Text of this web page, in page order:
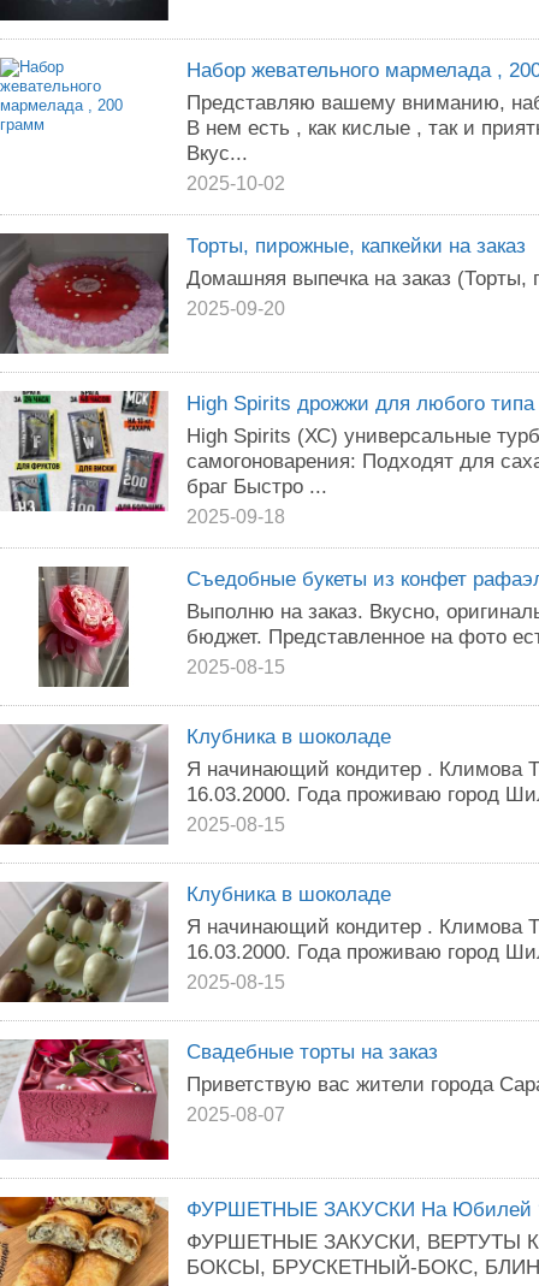
Набор жевательного мармелада ,
Представляю вашему вниманию,
В нем есть , как кислые , так и
Вкус...
2025-10-02
Торты, пирожные, капкейки на заказ
Домашняя выпечка на заказ (Торты,
2025-09-20
High Spirits дрожжи для любого типа
High Spirits (ХС) универсальные
самогоноварения: Подходят для
браг Быстро ...
2025-09-18
Съедобные букеты из конфет
Выполню на заказ. Вкусно,
бюджет. Представленное на фото
2025-08-15
Клубника в шоколаде
Я начинающий кондитер . Климова
16.03.2000. Года проживаю город
2025-08-15
Клубника в шоколаде
Я начинающий кондитер . Климова
16.03.2000. Года проживаю город
2025-08-15
Свадебные торты на заказ
Приветствую вас жители города
2025-08-07
ФУРШЕТНЫЕ ЗАКУСКИ На Юбилей
ФУРШЕТНЫЕ ЗАКУСКИ, ВЕРТУТЫ
БОКСЫ, БРУСКЕТНЫЙ-БОКС,